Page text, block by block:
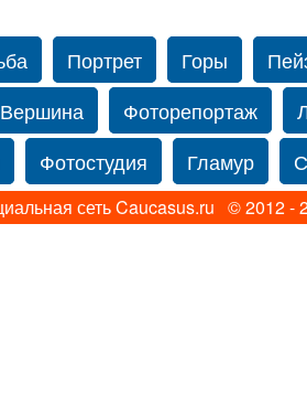
Портрет Горы
Вершина Фоторепортаж
Фотостудия Гламур
Перевал Ущелье
сеть Caucasus.ru © 2012 -